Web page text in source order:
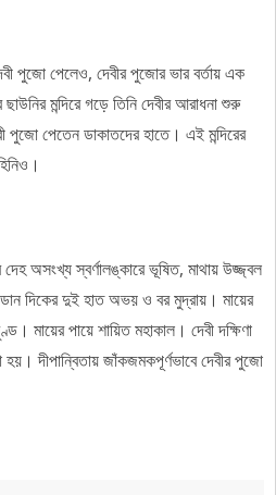
পুজো পেলেও, দেবীর পুজোর ভার বর্তায় এক
মন্দিরে গড়ে তিনি দেবীর আরাধনা শুরু
পুজো পেতেন ডাকাতদের হাতে। এই মন্দিরের
দেহ অসংখ্য স্বর্ণালঙ্কারে ভূষিত, মাথায় উজ্জ্বল
দিকের দুই হাত অভয় ও বর মুদ্রায়। মায়ের
মায়ের পায়ে শায়িত মহাকাল। দেবী দক্ষিণা
দীপান্বিতায় জাঁকজমকপূর্ণভাবে দেবীর পুজো